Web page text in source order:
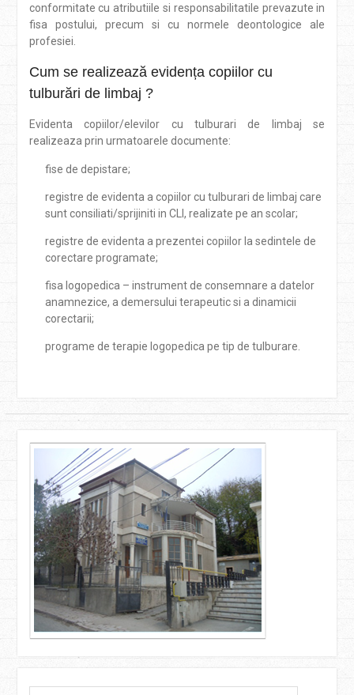
conformitate cu atributiile si responsabilitatile prevazute in
fisa postului, precum si cu normele deontologice ale
profesiei.
Cum se realizează evidența copiilor cu
tulburări de limbaj ?
Evidenta copiilor/elevilor cu tulburari de limbaj se
realizeaza prin urmatoarele documente:
fise de depistare;
registre de evidenta a copiilor cu tulburari de limbaj care
sunt consiliati/sprijiniti in CLI, realizate pe an scolar;
registre de evidenta a prezentei copiilor la sedintele de
corectare programate;
fisa logopedica – instrument de consemnare a datelor
anamnezice, a demersului terapeutic si a dinamicii
corectarii;
programe de terapie logopedica pe tip de tulburare.
Search